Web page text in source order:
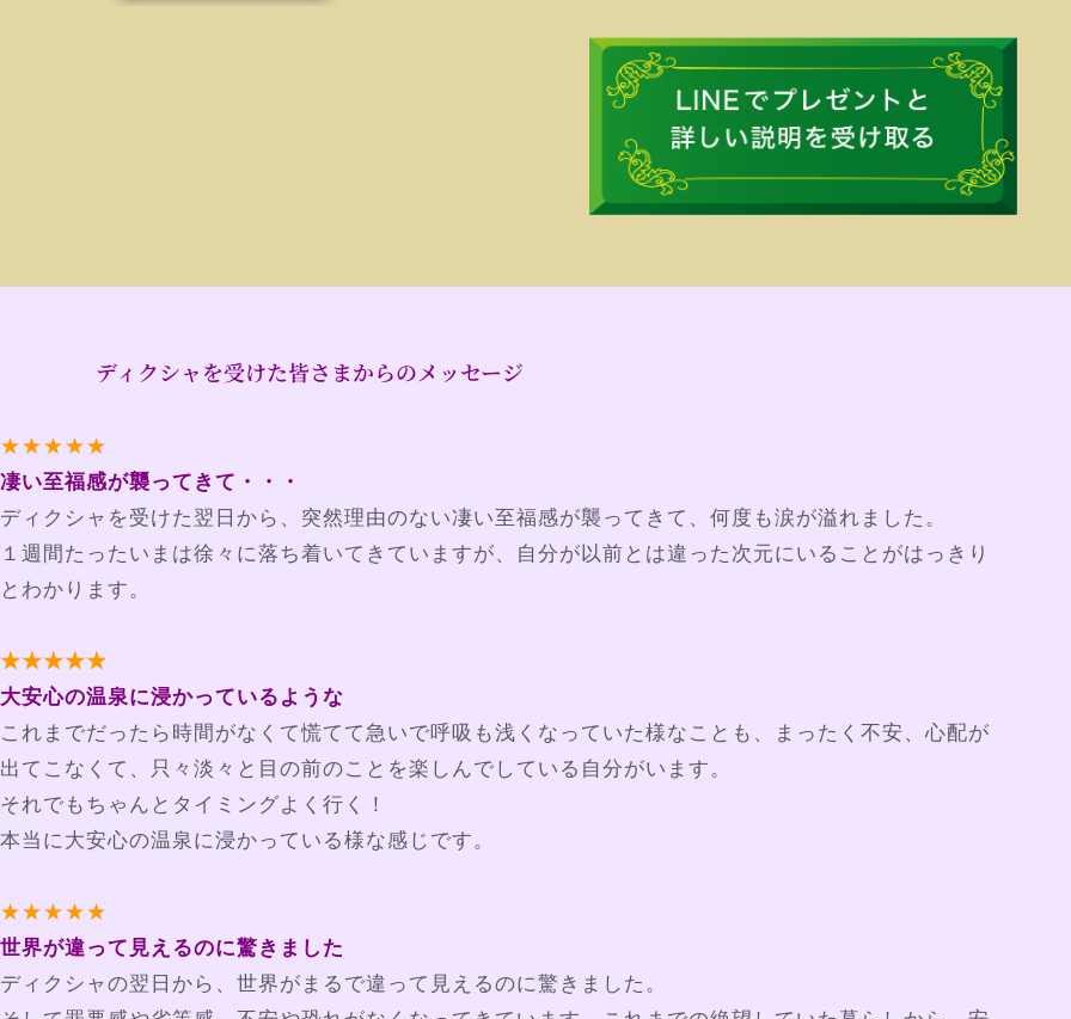
ディクシャを受けた皆さまからのメッセージ
★★★★★
凄い至福感が襲ってきて・・・
ディクシャを受けた翌日から、突然理由のない凄い至福感が襲ってきて、何度も涙が溢れました。
１週間たったいまは徐々に落ち着いてきていますが、自分が以前とは違った次元にいることがはっきり
とわかります。
★★★★★
大安心の温泉に浸かっているような
これまでだったら時間がなくて慌てて急いで呼吸も浅くなっていた様なことも、まったく不安、心配が
出てこなくて、只々淡々と目の前のことを楽しんでしている自分がいます。
それでもちゃんとタイミングよく行く！
本当に大安心の温泉に浸かっている様な感じです。
★★★★★
世界が違って見えるのに驚きました
ディクシャの翌日から、世界がまるで違って見えるのに驚きました。